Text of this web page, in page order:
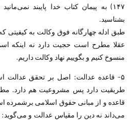
۱۴۷) به پیمان کتاب خدا پایبند
بشناسید.
طبق ادله چهارگانه فوق وکالت به کیفیتی
عقلا مطرح است حجیت دارد نه اینکه
منسوخ کنیم و بگوییم نهاد وکالت داریم.
۵- قاعده عدالت: اصل بر تحقق عدالت
طریقیت دارد پس مشروعیت هم دارد.
قاعده و از مبانی حقوق اسلامی برشمرده
می‌داند نه دین را مقیاس عدالت و